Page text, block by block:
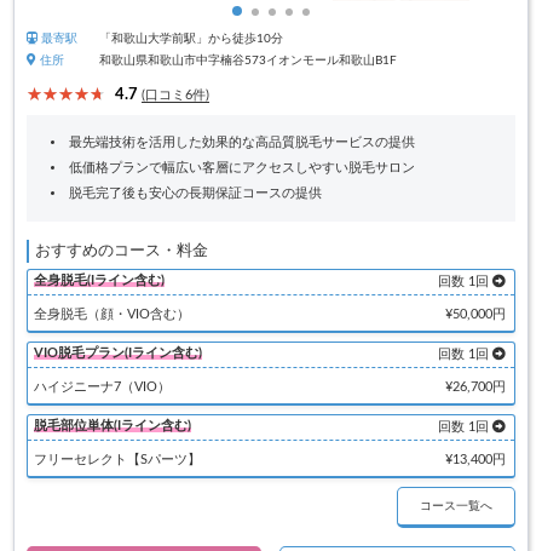
最寄駅
「和歌山大学前駅」から徒歩10分
住所
和歌山県和歌山市中字楠谷573イオンモール和歌山B1F
4.7 (口コミ6件)
最先端技術を活用した効果的な高品質脱毛サービスの提供
低価格プランで幅広い客層にアクセスしやすい脱毛サロン
脱毛完了後も安心の長期保証コースの提供
おすすめのコース・料金
全身脱毛(Iライン含む) 回数 1回
全身脱毛（顔・VIO含む） ¥50,000円
VIO脱毛プラン(Iライン含む) 回数 1回
ハイジニーナ7（VIO） ¥26,700円
脱毛部位単体(Iライン含む) 回数 1回
フリーセレクト【Sパーツ】 ¥13,400円
コース一覧へ